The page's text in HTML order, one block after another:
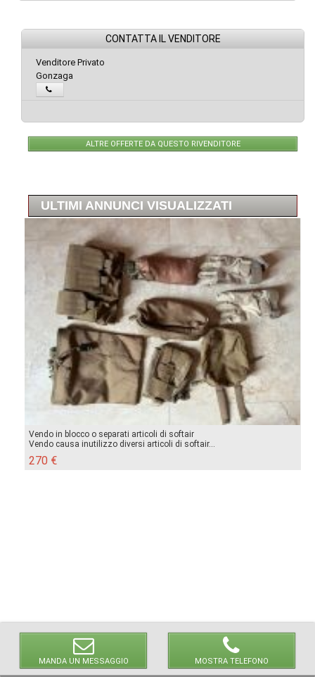
MANDA UN MESSAGGIO MOSTRA TELEFONO
CONTATTA IL VENDITORE
Venditore Privato
Gonzaga
ALTRE OFFERTE DA QUESTO RIVENDITORE
ULTIMI ANNUNCI VISUALIZZATI
Vendo in blocco o separati articoli di softair
Vendo causa inutilizzo diversi articoli di softair...
270 €